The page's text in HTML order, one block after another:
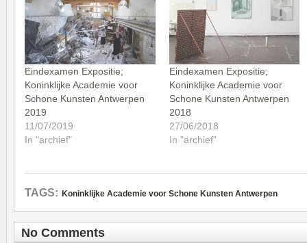
Eindexamen Expositie;
Koninklijke Academie voor
Schone Kunsten Antwerpen
2019
11/07/2019
In "archief"
Eindexamen Expositie;
Koninklijke Academie voor
Schone Kunsten Antwerpen
2018
27/06/2018
In "archief"
TAGS: Koninklijke Academie voor Schone Kunsten Antwerpen
No Comments